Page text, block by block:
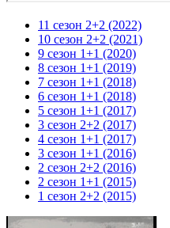
11 сезон 2+2 (2022)
10 сезон 2+2 (2021)
9 сезон 1+1 (2020)
8 сезон 1+1 (2019)
7 сезон 1+1 (2018)
6 сезон 1+1 (2018)
5 сезон 1+1 (2017)
3 сезон 2+2 (2017)
4 сезон 1+1 (2017)
3 сезон 1+1 (2016)
2 сезон 2+2 (2016)
2 сезон 1+1 (2015)
1 сезон 2+2 (2015)